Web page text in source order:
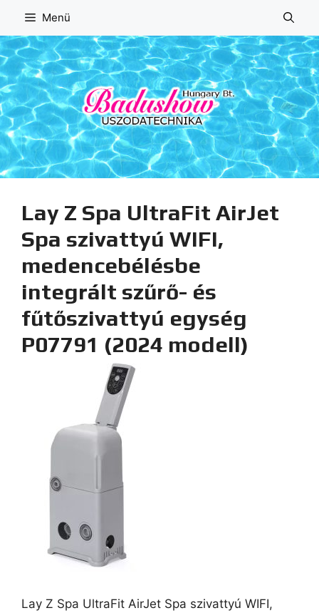
tartalomba
Menü
Lay Z Spa UltraFit AirJet
Spa szivattyú WIFI,
medencebélésbe
integrált szűrő- és
fűtőszivattyú egység
P07791 (2024 modell)
Lay Z Spa UltraFit AirJet Spa szivattyú WIFI,